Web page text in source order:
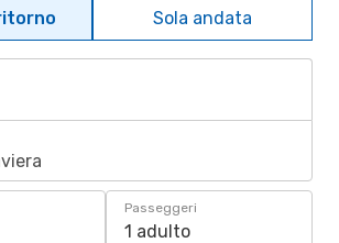
Sola andata
Passeggeri
1 adulto